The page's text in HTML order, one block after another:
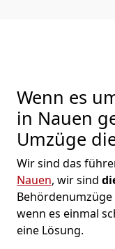
Wenn es
in Nauen
Umzüge
Wir sind das
Nauen, wir sind
wenn es einmal
eine Lösung.